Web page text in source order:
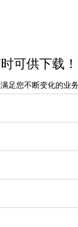
可供下载！
足您不断变化的业